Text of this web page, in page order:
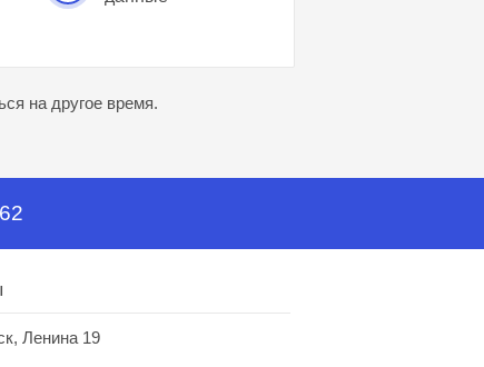
на другое время.
Ленина 19